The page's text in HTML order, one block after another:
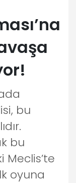
bu
bu
Meclis’te
oyuna